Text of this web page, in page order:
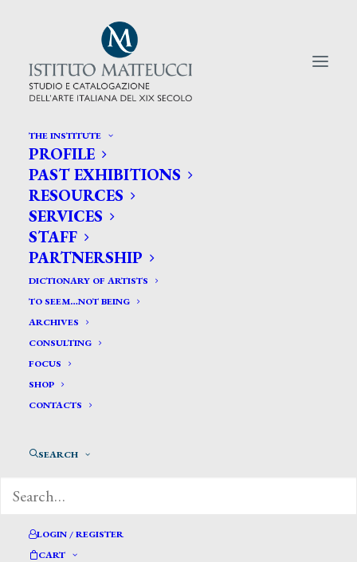
THE INSTITUTE
PROFILE
PAST EXHIBITIONS
RESOURCES
SERVICES
STAFF
PARTNERSHIP
DICTIONARY OF ARTISTS
TO SEEM…NOT BEING
ARCHIVES
CONSULTING
FOCUS
SHOP
CONTACTS
SEARCH
LOGIN / REGISTER
CART
CERCA TRA GLI ARTISTI:
Search
for:
Ygywaski F. M.